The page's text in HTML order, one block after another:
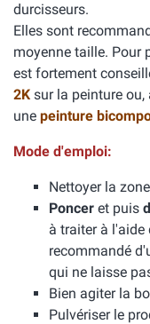
durcisseurs.
Elles sont
moyenne taille. Pour
est fortement
2K sur la peinture
une peinture
Mode d'emploi:
Nettoyer la
Poncer et puis
à traiter à l'aide
recommandé
qui ne laisse
Bien agiter la
Pulvériser le